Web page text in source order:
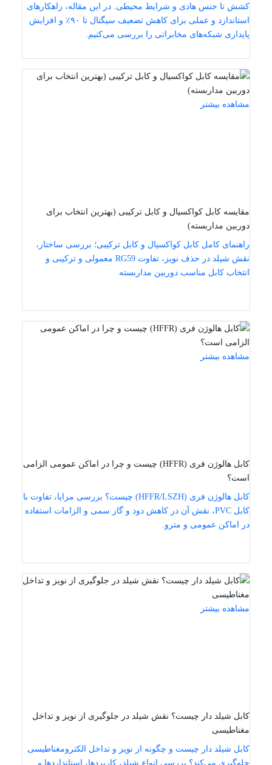
کشش تا جنس هادی و شرایط محیطی. در این مقاله، راهکارهای
استاندارد و عملی برای کاهش تضعیف سیگنال تا ۹۰٪ و افزایش
پایداری شبکه‌های مخابراتی را بررسی می‌کنیم.
مشاهده بیشتر
مقایسه کابل کواکسیال و کابل ترکیبی (بهترین انتخاب برای
دوربین مداربسته)
راهنمای کامل کابل کواکسیال و کابل ترکیبی؛ بررسی ساختار،
نقش شیلد در حذف نویز، تفاوت RG59 معمولی و ترکیبی و
انتخاب کابل مناسب دوربین مداربسته
مشاهده بیشتر
کابل هالوژن فری (HFFR) چیست و چرا در اماکن عمومی الزامی
است؟
کابل هالوژن فری (HFFR/LSZH) چیست؟ بررسی مزایا، تفاوت با
کابل PVC، نقش آن در کاهش دود و گاز سمی و الزامات استفاده
در اماکن عمومی و مترو.
مشاهده بیشتر
کابل شیلد دار چیست؟ نقش شیلد در جلوگیری از نویز و تداخل
مغناطیسی
کابل شیلد دار چیست و چگونه از نویز و تداخل الکترومغناطیسی
جلوگیری می‌کند؟ بررسی انواع شیلد، کاربردها، استانداردها و